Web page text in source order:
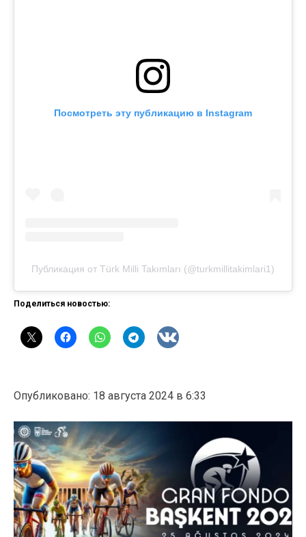
Посмотреть эту публикацию в Instagram
Публикация от Türk Milli Takımları (@turkmillitakimlari1)
Поделиться новостью:
Опубликовано: 18 августа 2024 в 6:33